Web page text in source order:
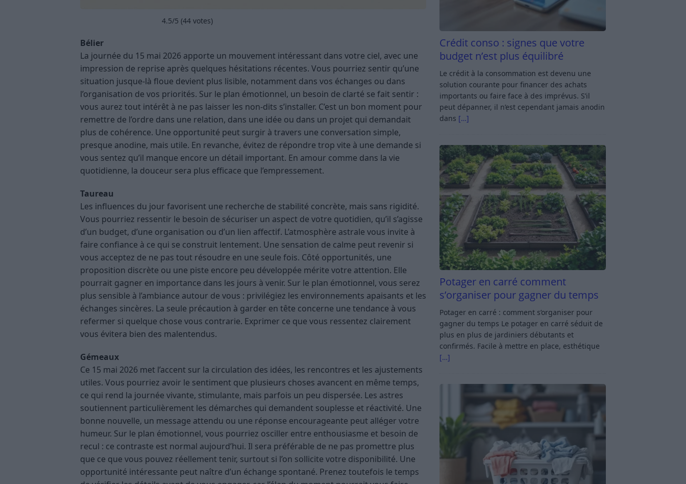
4.5/5 (44 votes)
Bélier
La journée du 15 mai 2026 apporte un mouvement intéressant dans votre ciel, avec une
impression de reprise après quelques hésitations récentes. Vous pourriez sentir qu’une
situation jusque-là floue devient plus lisible, notamment dans vos échanges ou dans
l’organisation de vos priorités. Sur le plan émotionnel, un besoin de clarté se fait sentir :
vous aurez tout intérêt à ne pas laisser les non-dits s’installer. C’est un bon moment pour
remettre de l’ordre dans une relation, dans une idée ou dans un projet qui demandait
plus de cohérence. Une opportunité peut surgir à travers une conversation simple,
presque anodine, mais utile. En revanche, évitez de répondre trop vite à une demande si
vous sentez qu’il manque encore un détail important. En amour comme dans la vie
quotidienne, la douceur sera plus efficace que l’empressement.
Taureau
Les influences du jour favorisent une recherche de stabilité concrète, mais sans rigidité.
Vous pourriez ressentir le besoin de sécuriser un aspect de votre quotidien, qu’il s’agisse
d’un budget, d’une organisation ou d’un lien affectif. L’atmosphère astrale vous invite à
faire confiance à ce qui se construit lentement. Une sensation de calme peut revenir si
vous acceptez de ne pas tout résoudre en une seule fois. Côté opportunités, une
proposition discrète ou une piste encore peu développée mérite votre attention. Elle
pourrait gagner en importance dans les jours à venir. Sur le plan émotionnel, vous serez
plus sensible à l’ambiance autour de vous : privilégiez les environnements apaisants et les
échanges sincères. La seule précaution à garder en tête concerne une tendance à vous
refermer si quelque chose vous contrarie. Exprimer ce que vous ressentez clairement
vous évitera bien des malentendus.
Gémeaux
Ce 15 mai 2026 met l’accent sur la circulation des idées, les rencontres et les ajustements
utiles. Vous pourriez avoir le sentiment que plusieurs choses avancent en même temps,
ce qui rend la journée vivante, stimulante, mais parfois un peu dispersée. Les astres
soutiennent particulièrement les démarches qui demandent souplesse et réactivité. Une
bonne nouvelle, un message attendu ou une réponse encourageante peut alléger votre
humeur. Sur le plan émotionnel, vous pourriez osciller entre enthousiasme et besoin de
recul : ce contraste est normal aujourd’hui. Il sera préférable de ne pas promettre plus
que ce que vous pouvez réellement tenir, surtout si l’on sollicite votre disponibilité. Une
opportunité intéressante peut naître d’un échange spontané. Prenez toutefois le temps
Crédit conso : signes que votre
budget n’est plus équilibré
Le crédit à la consommation est devenu une
solution courante pour financer des achats
importants ou faire face à des imprévus. S’il
peut dépanner, il n’est cependant jamais anodin
dans […]
Potager en carré comment
s’organiser pour gagner du temps
Potager en carré : comment s’organiser pour
gagner du temps Le potager en carré séduit de
plus en plus de jardiniers débutants et
confirmés. Facile à mettre en place, esthétique
[…]